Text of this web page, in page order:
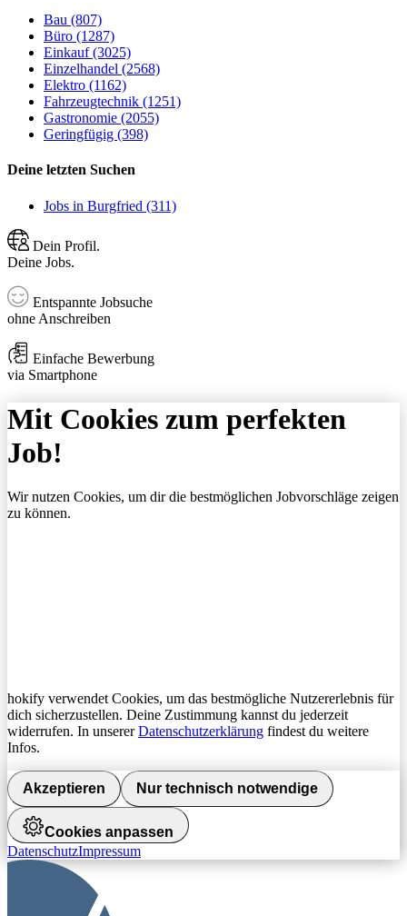
Bau (807)
Büro (1287)
Einkauf (3025)
Einzelhandel (2568)
Elektro (1162)
Fahrzeugtechnik (1251)
Gastronomie (2055)
Geringfügig (398)
Deine letzten Suchen
Jobs in Burgfried (311)
Dein Profil.
Deine Jobs.
Entspannte Jobsuche
ohne Anschreiben
Einfache Bewerbung
via Smartphone
Mit Cookies zum perfekten
Job!
Wir nutzen Cookies, um dir die bestmöglichen Jobvorschläge zeigen
zu können.
hokify verwendet Cookies, um das bestmögliche Nutzererlebnis für
dich sicherzustellen. Deine Zustimmung kannst du jederzeit
widerrufen. In unsererDatenschutzerklärung findest du weitere
Infos.
Akzeptieren Nur technisch notwendige
Cookies anpassen
DatenschutzImpressum